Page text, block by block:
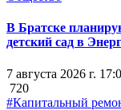
В Братске
детский сад в
7 августа 2026 г.
720
#Капитальный